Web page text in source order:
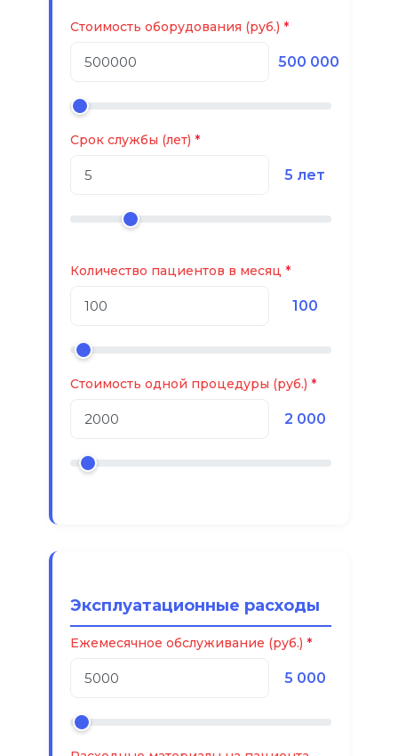
Стоимость оборудования (руб.)
500 000
Срок службы (лет)
5 лет
Количество пациентов в месяц
100
Стоимость одной процедуры (руб.)
2 000
Эксплуатационные расходы
Ежемесячное обслуживание (руб.)
5 000